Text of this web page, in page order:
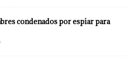
condenados por espiar para